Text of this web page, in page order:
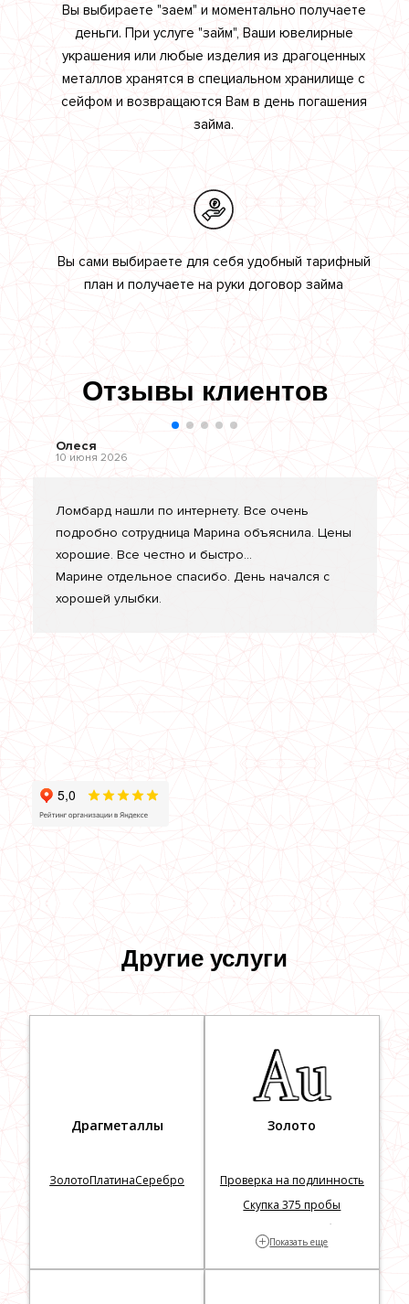
Вы выбираете "заем" и моментально получаете
деньги. При услуге "займ", Ваши ювелирные
украшения или любые изделия из драгоценных
металлов хранятся в специальном хранилище с
сейфом и возвращаются Вам в день погашения
займа.
Вы сами выбираете для себя удобный тарифный
план и получаете на руки договор займа
Отзывы клиентов
Олеся
10 июня 2026
Ломбард нашли по интернету. Все очень
подробно сотрудница Марина объяснила. Цены
хорошие. Все честно и быстро...
Марине отдельное спасибо. День начался с
хорошей улыбки.
Другие услуги
Драгметаллы
ЗолотоПлатинаСеребро
Золото
Проверка на подлинность
Скупка 375 пробы
Скупка 583 пробы
+ Показать еще